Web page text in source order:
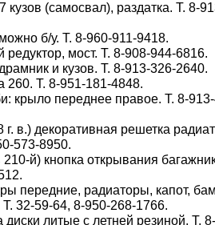
(самосвал), раздатка. Т. 8-
б/у. Т. 8-960-911-9418.
мост. Т. 8-908-944-6816.
и кузов. Т. 8-913-326-2640.
Т. 8-951-181-4848.
крыло переднее правое. Т. 8-
в.) декоративная решетка
573-8950.
й) кнопка открывания
передние, радиаторы, капот,
32-59-64, 8-950-268-1766.
литые с летней резиной. Т.